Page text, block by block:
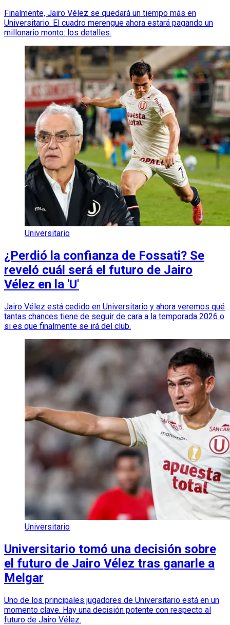
Finalmente, Jairo Vélez se quedará un tiempo más en
Universitario. El cuadro merengue ahora estará pagando un
millonario monto: los detalles.
Universitario
¿Perdió la confianza de Fossati? Se
reveló cuál será el futuro de Jairo
Vélez en la 'U'
Jairo Vélez está cedido en Universitario y ahora veremos qué
tantas chances tiene de seguir de cara a la temporada 2026 o
si es que finalmente se irá del club.
Universitario
Universitario tomó una decisión sobre
el futuro de Jairo Vélez tras ganarle a
Melgar
Uno de los principales jugadores de Universitario está en un
momento clave. Hay una decisión potente con respecto al
futuro de Jairo Vélez.